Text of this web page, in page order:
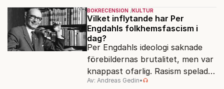
BOKRECENSION KULTUR
Vilket inflytande har Per
Engdahls folkhemsfascism i
dag?
Per Engdahls ideologi saknade
förebildernas brutalitet, men var
knappast ofarlig. Rasism spelades
ned i förmån för "kultur". Känns
Av: Andreas Gedin•